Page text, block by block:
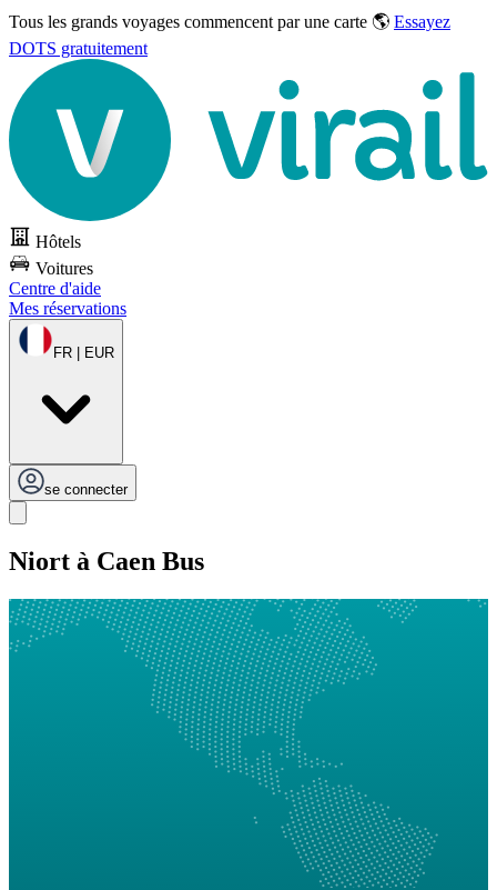
Tous les grands voyages commencent par une carte 🌎 Essayez
DOTS gratuitement
Hôtels
Voitures
Centre d'aide
Mes réservations
FR | EUR
se connecter
Niort à Caen Bus